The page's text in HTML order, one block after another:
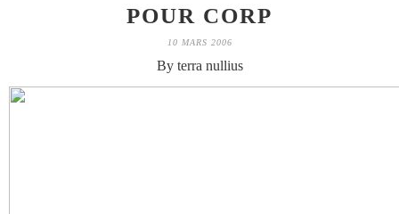
POUR CORP
10 MARS 2006
By terra nullius